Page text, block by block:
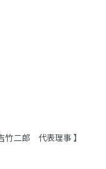
竹二郎 代表理事 】